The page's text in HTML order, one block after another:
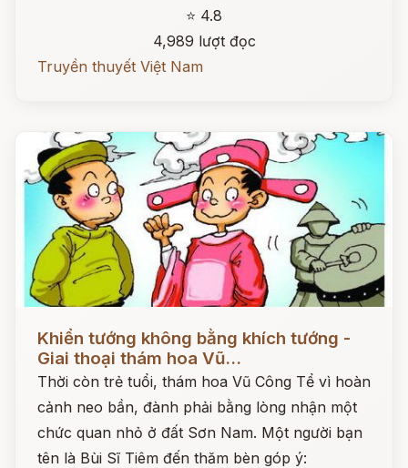
⭐ 4.8
4,989 lượt đọc
Truyền thuyết Việt Nam
Đọc ngay
Khiển tướng không bằng khích tướng -
Giai thoại thám hoa Vũ...
Thời còn trẻ tuổi, thám hoa Vũ Công Tể vì hoàn
cảnh neo bần, đành phải bằng lòng nhận một
chức quan nhỏ ở đất Sơn Nam. Một người bạn
tên là Bùi Sĩ Tiêm đến thăm bèn góp ý: